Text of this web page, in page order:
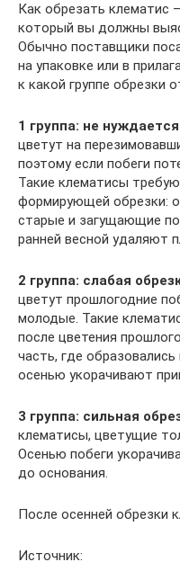
Как обрезать клематис
который вы должны
Обычно поставщики
на упаковке или в
к какой группе обрезки
1 группа: не
цветут на
поэтому если побеги
Такие клематисы
формирующей обрезки:
старые и загущающие
ранней весной удаляют
2 группа: слабая
цветут прошлогодние
молодые. Такие
после цветения
часть, где
осенью укорачивают
3 группа: сильная
клематисы, цветущие
Осенью побеги
до основания.
После осенней обрезки
Источник: